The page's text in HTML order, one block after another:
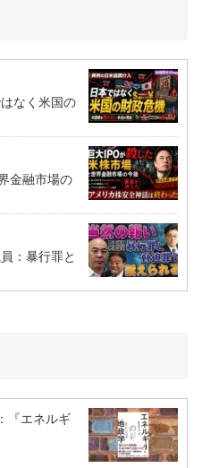
なく米国の
金融市場の
：暴行罪と
『エネルギ